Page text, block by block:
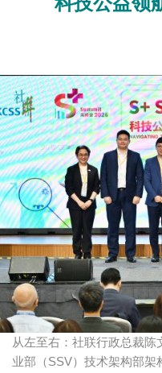
从左至右：社联行政总裁
业部（SSV）技术架构部架